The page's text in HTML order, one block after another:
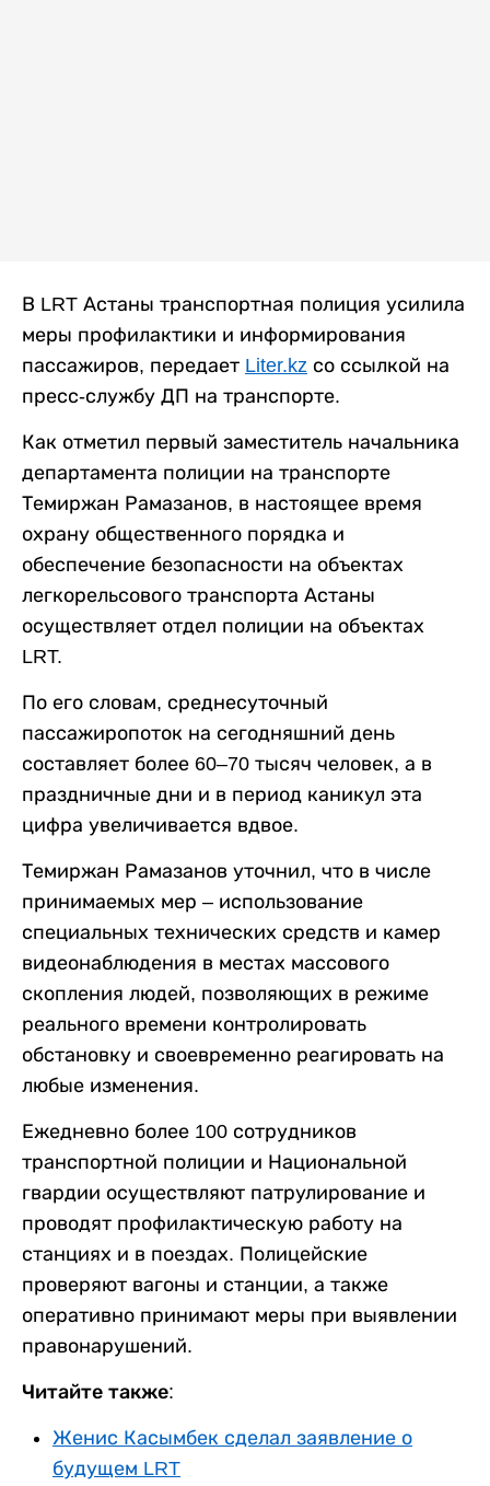
В LRT Астаны транспортная полиция усилила
меры профилактики и информирования
пассажиров, передает Liter.kz со ссылкой на
пресс-службу ДП на транспорте.
Как отметил первый заместитель начальника
департамента полиции на транспорте
Темиржан Рамазанов, в настоящее время
охрану общественного порядка и
обеспечение безопасности на объектах
легкорельсового транспорта Астаны
осуществляет отдел полиции на объектах
LRT.
По его словам, среднесуточный
пассажиропоток на сегодняшний день
составляет более 60–70 тысяч человек, а в
праздничные дни и в период каникул эта
цифра увеличивается вдвое.
Темиржан Рамазанов уточнил, что в числе
принимаемых мер – использование
специальных технических средств и камер
видеонаблюдения в местах массового
скопления людей, позволяющих в режиме
реального времени контролировать
обстановку и своевременно реагировать на
любые изменения.
Ежедневно более 100 сотрудников
транспортной полиции и Национальной
гвардии осуществляют патрулирование и
проводят профилактическую работу на
станциях и в поездах. Полицейские
проверяют вагоны и станции, а также
оперативно принимают меры при выявлении
правонарушений.
Читайте также:
Женис Касымбек сделал заявление о
будущем LRT